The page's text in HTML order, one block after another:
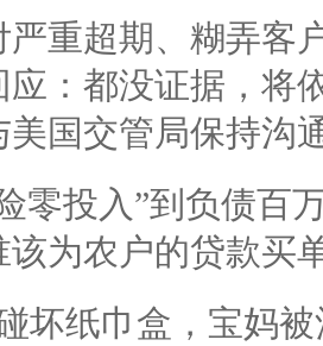
严重超期、糊弄客
应：都没证据，将
美国交管局保持沟
零投入”到负债百
该为农户的贷款买
坏纸巾盒，宝妈